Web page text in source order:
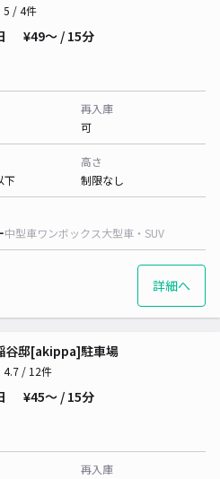
5 / 4件
¥49〜 / 15分
再入庫
可
下
高さ
制限なし
中型車ワンボックス大型車・SUV
詳細へ
谷邸[akippa]駐車場
4.7 / 12件
¥45〜 / 15分
再入庫